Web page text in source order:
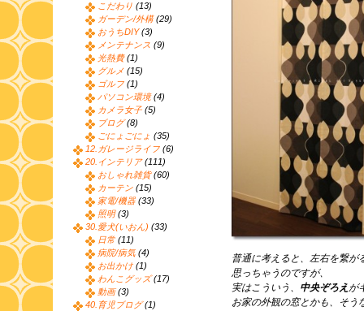
普通に考えると、左右を繋が
思っちゃうのですが、
実はこういう、 中央ぞろえが
お家の外観の窓とかも、そう
こだわり (13)
ガーデン/外構(29)
おうちDIY(3)
メンテナンス (9)
光熱費(1)
グルメ (15)
ゴルフ (1)
パソコン環境(4)
カメラ女子 (5)
ブログ(8)
ごにょごにょ (35)
12.ガレージライフ (6)
20.インテリア(111)
おしゃれ雑貨(60)
カーテン (15)
家電/機器 (33)
照明(3)
30.愛犬(いおん) (33)
日常 (11)
病院/病気 (4)
お出かけ (1)
わんこグッズ(17)
動画(3)
40.育児ブログ(1)